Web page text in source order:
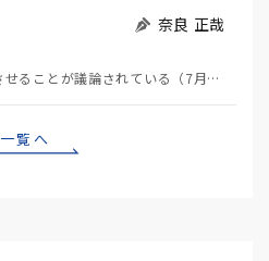
奈良 正哉
ストーカーにGPSを着けさせることが議論されている（7月29日日経）。反対派は「ストーカーにも人権…
一覧へ